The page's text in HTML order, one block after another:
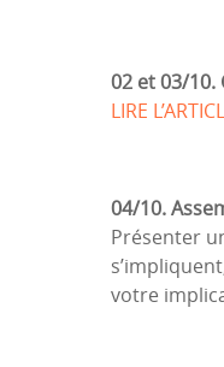
02 et03/10.
LIRE
04/10.
Présenter
votre